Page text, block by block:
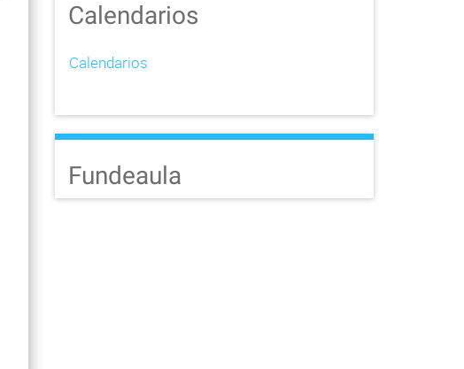
Calendarios
Calendarios
Fundeaula